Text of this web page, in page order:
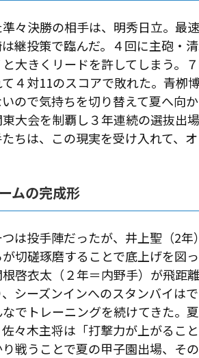
々決勝の相手は、明秀日立。最
継投策で臨んだ。４回に主砲・
大きくリードを許してしまう。
４対11のスコアで敗れた。青栁
ので気持ちを切り替えて夏へ向
大会を制覇し３年連続の選抜出
ちは、この現実を受け入れて、
ムの完成形
は投手陣だったが、井上聖（2
切磋琢磨することで底上げを図
啓衣太（２年＝内野手）が飛距
シーズンインへのスタンバイは
でトレーニングを続けてきた。
々木主将は「打撃力が上がるこ
戦うことで夏の甲子園出場、そ